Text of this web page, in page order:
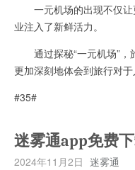
一元机场的出现不仅让
业注入了新鲜活力。
通过探秘“一元机场”，
更加深刻地体会到旅行对于
#35#
迷雾通app免费
2024年11月2日 迷雾通